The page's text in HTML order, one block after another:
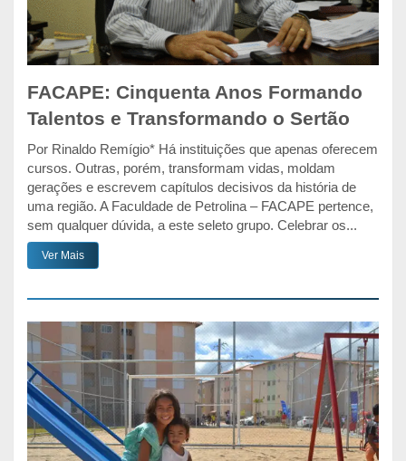
FACAPE: Cinquenta Anos Formando
Talentos e Transformando o Sertão
Por Rinaldo Remígio* Há instituições que apenas oferecem
cursos. Outras, porém, transformam vidas, moldam
gerações e escrevem capítulos decisivos da história de
uma região. A Faculdade de Petrolina – FACAPE pertence,
sem qualquer dúvida, a este seleto grupo. Celebrar os...
Ver Mais